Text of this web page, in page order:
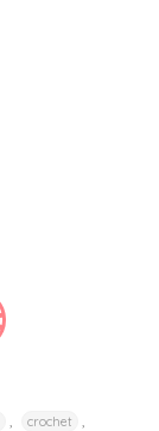
crochet